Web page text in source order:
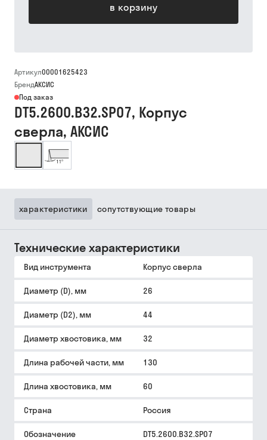
в корзину
Артикул00001625423
БрендАКСИС
Под заказ
DT5.2600.B32.SP07, Корпус
сверла, АКСИС
характеристики сопутствующие товары
Технические характеристики
Вид инструмента Корпус сверла
Диаметр (D), мм 26
Диаметр (D2), мм 44
Диаметр хвостовика, мм 32
Длина рабочей части, мм 130
Длина хвостовика, мм 60
Страна Россия
Обозначение DT5.2600.B32.SP07